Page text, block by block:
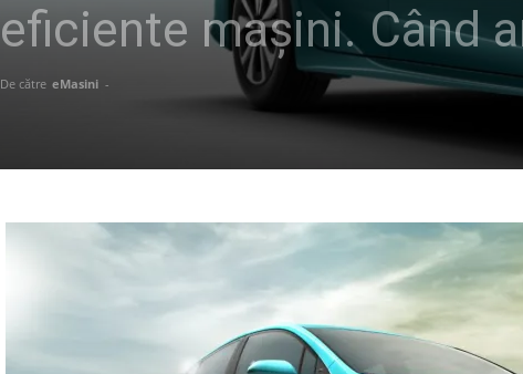
eficiente mașini. Când
De către eMasini -